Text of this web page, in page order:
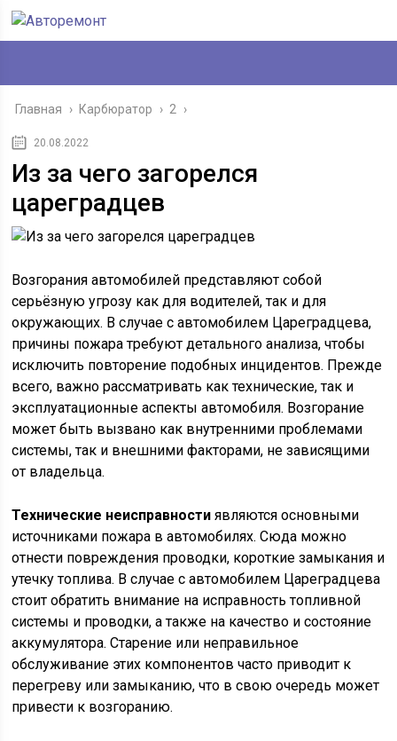
Главная › Карбюратор › 2 ›
20.08.2022
Из за чего загорелся
цареградцев
Возгорания автомобилей представляют собой
серьёзную угрозу как для водителей, так и для
окружающих. В случае с автомобилем Цареградцева,
причины пожара требуют детального анализа, чтобы
исключить повторение подобных инцидентов. Прежде
всего, важно рассматривать как технические, так и
эксплуатационные аспекты автомобиля. Возгорание
может быть вызвано как внутренними проблемами
системы, так и внешними факторами, не зависящими
от владельца.
Технические неисправности являются основными
источниками пожара в автомобилях. Сюда можно
отнести повреждения проводки, короткие замыкания и
утечку топлива. В случае с автомобилем Цареградцева
стоит обратить внимание на исправность топливной
системы и проводки, а также на качество и состояние
аккумулятора. Старение или неправильное
обслуживание этих компонентов часто приводит к
перегреву или замыканию, что в свою очередь может
привести к возгоранию.